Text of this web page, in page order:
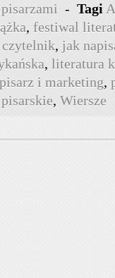
- Tagi
, festiwal
, jak
, literatura
pisarz i marketing,
, Wiersze